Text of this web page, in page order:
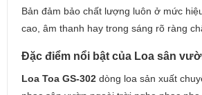
Bản đảm bảo chất lượng luôn ở mức
cao, âm thanh hay trong sáng rõ ràng
Đặc điểm nổi bật của Loa sân
Loa Toa GS-302 dòng loa sản xuất